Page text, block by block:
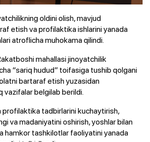
oldini olish, mavjud
etish va profilaktika ishlarini yanada
atroflicha muhokama qilindi.
mahallasi jinoyatchilik
“sariq hudud” toifasiga tushib qolgani
bartaraf etish yuzasidan
vazifalar belgilab berildi.
profilaktika tadbirlarini kuchaytirish,
va madaniyatini oshirish, yoshlar bilan
hamkor tashkilotlar faoliyatini yanada